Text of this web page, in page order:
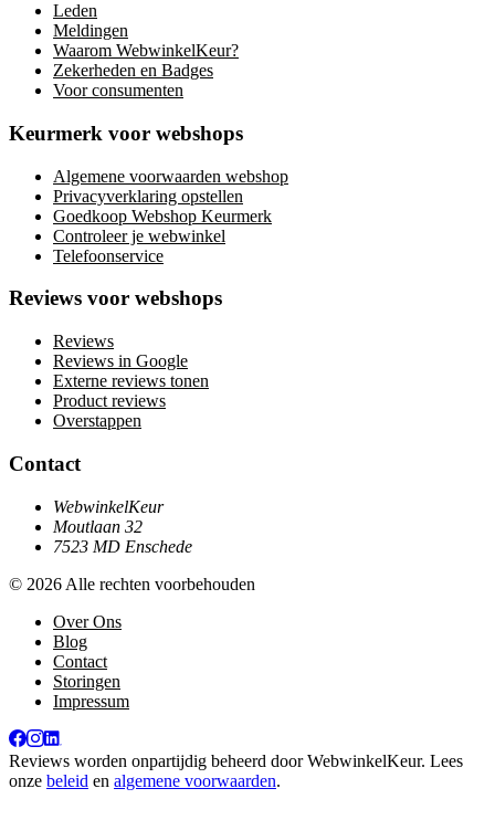
Leden
Meldingen
Waarom WebwinkelKeur?
Zekerheden en Badges
Voor consumenten
Keurmerk voor webshops
Algemene voorwaarden webshop
Privacyverklaring opstellen
Goedkoop Webshop Keurmerk
Controleer je webwinkel
Telefoonservice
Reviews voor webshops
Reviews
Reviews in Google
Externe reviews tonen
Product reviews
Overstappen
Contact
WebwinkelKeur
Moutlaan 32
7523 MD Enschede
© 2026 Alle rechten voorbehouden
Over Ons
Blog
Contact
Storingen
Impressum
Reviews worden onpartijdig beheerd doorWebwinkelKeur. Lees
onze beleid en algemene voorwaarden.